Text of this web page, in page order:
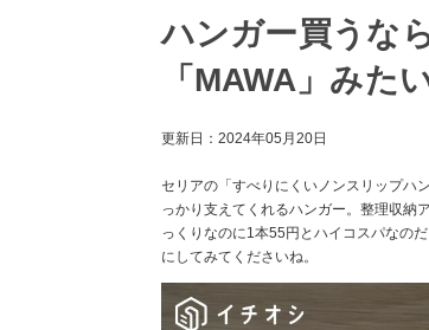
ハンガー買うな
「MAWA」みた
更新日： 2024年05月20日
セリアの「すべりにくいノンスリップハ
っかり支えてくれるハンガー。整理収納
っくりなのに1本55円とハイコスパなの
にしてみてくださいね。